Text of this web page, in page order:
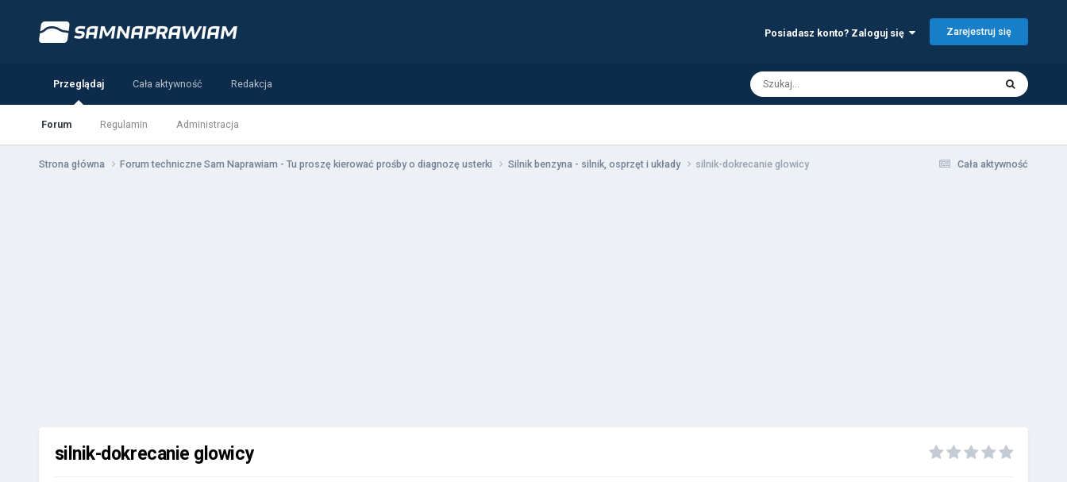
Posiadasz konto? Zaloguj się Zarejestruj się
Przeglądaj
Forum Regulamin Administracja
Cała aktywność Redakcja
Cała aktywność
Strona główna Forum techniczne Sam Naprawiam - Tu proszę kierować prośby o diagnozę usterki Silnik benzyna - silnik, osprzęt i układy silnik-dokrecanie glowicy
silnik-dokrecanie glowicy